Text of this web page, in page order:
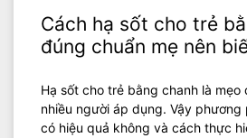
Cách hạ sốt cho trẻ
đúng chuẩn mẹ nên
Hạ sốt cho trẻ bằng chanh là mẹo
nhiều người áp dụng. Vậy
có hiệu quả không và cách thực